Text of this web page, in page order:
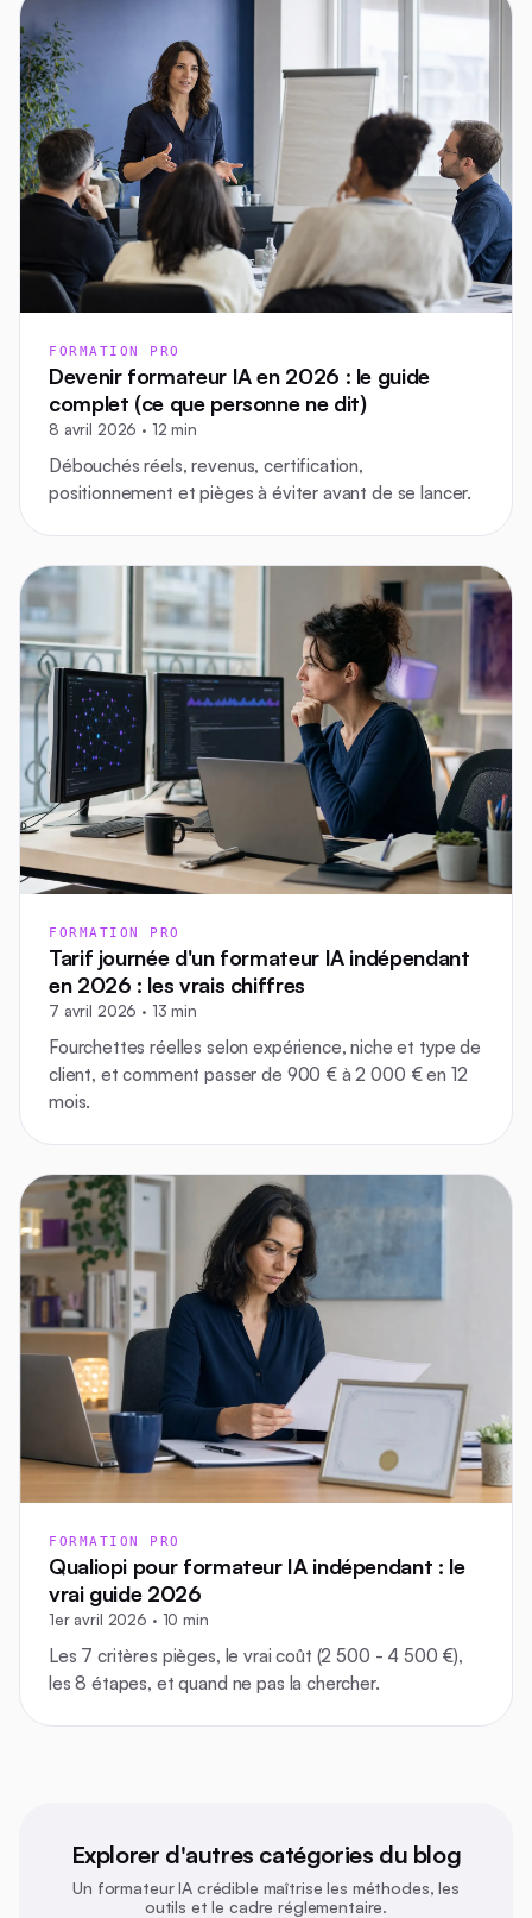
FORMATION PRO
Devenir formateur IA en 2026 : le guide
complet (ce que personne ne dit)
8 avril 2026 · 12 min
Débouchés réels, revenus, certification,
positionnement et pièges à éviter avant de se lancer.
FORMATION PRO
Tarif journée d'un formateur IA indépendant
en 2026 : les vrais chiffres
7 avril 2026 · 13 min
Fourchettes réelles selon expérience, niche et type de
client, et comment passer de 900 € à 2 000 € en 12
mois.
FORMATION PRO
Qualiopi pour formateur IA indépendant : le
vrai guide 2026
1er avril 2026 · 10 min
Les 7 critères pièges, le vrai coût (2 500 - 4 500 €),
les 8 étapes, et quand ne pas la chercher.
Explorer d'autres catégories du blog
Un formateur IA crédible maîtrise les méthodes, les
outils et le cadre réglementaire.